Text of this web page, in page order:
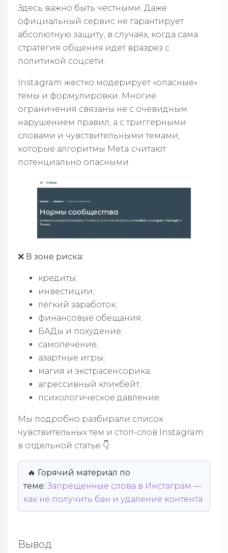
Здесь важно быть честными. Даже
официальный сервис не гарантирует
абсолютную защиту, в случаях, когда сама
стратегия общения идет вразрез с
политикой соцсети.
Instagram жестко модерирует «опасные»
темы и формулировки. Многие
ограничения связаны не с очевидным
нарушением правил, а с триггерными
словами и чувствительными темами,
которые алгоритмы Meta считают
потенциально опасными.
❌ В зоне риска:
кредиты;
инвестиции;
лёгкий заработок;
финансовые обещания;
БАДы и похудение;
самолечение;
азартные игры;
магия и экстрасенсорика;
агрессивный кликбейт;
психологическое давление.
Мы подробно разбирали список
чувствительных тем и стоп-слов Instagram
в отдельной статье 👇
🔥 Горячий материал по
теме:Запрещенные слова в Инстаграм —
как не получить бан и удаление контента
Вывод